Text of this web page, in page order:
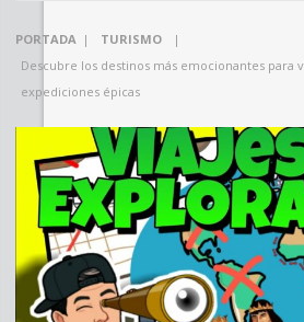
PORTADA | TURISMO
|
Descubre los destinos más emocionantes para
expediciones épicas